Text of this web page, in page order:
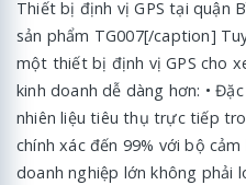
Thiết bị định vị GPS tại quận
sản phẩm TG007[/caption]
một thiết bị định vị GPS cho
kinh doanh dễ dàng hơn: •
nhiên liệu tiêu thụ trực tiếp
chính xác đến 99% với bộ
doanh nghiệp lớn không phải